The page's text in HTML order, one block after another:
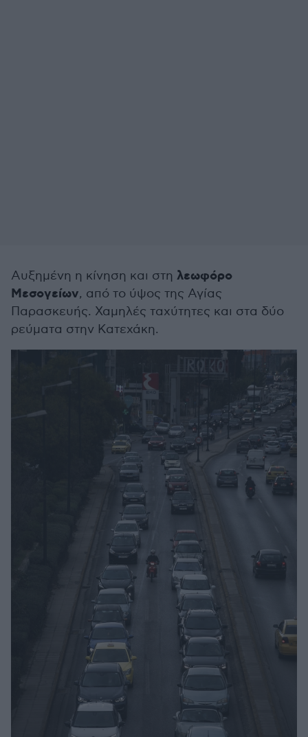
Αυξημένη η κίνηση και στη λεωφόρο
Μεσογείων, από το ύψος της Αγίας
Παρασκευής. Χαμηλές ταχύτητες και στα δύο
ρεύματα στην Κατεχάκη.